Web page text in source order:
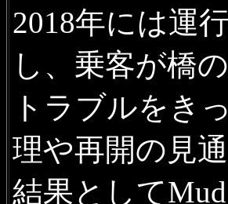
2018年には運
し、乗客が橋
トラブルをき
理や再開の見
結果として